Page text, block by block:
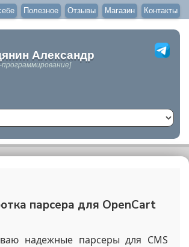
Полезное Отзывы Магазин Контакты
Александр
программирование]
парсера для OpenCart
надежные парсеры для CMS